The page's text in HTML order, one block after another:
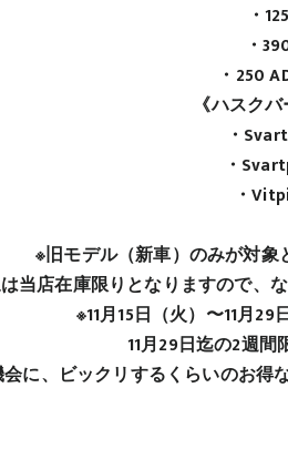
・
・
・250
《ハスク
・
・
・
※旧モデル（新車）のみが対
当店在庫限りとなりますので、
※11月15日（火）〜11月
11月29日迄の2週
会に、ビックリするくらいのお